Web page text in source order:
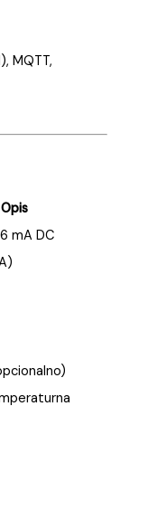
MQTT,
Opis
mA DC